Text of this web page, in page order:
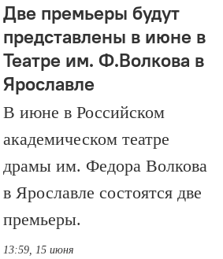
Две премьеры будут
представлены в июне в
Театре им. Ф.Волкова в
Ярославле
В июне в Российском
академическом театре
драмы им. Федора Волкова
в Ярославле состоятся две
премьеры.
13:59, 15 июня